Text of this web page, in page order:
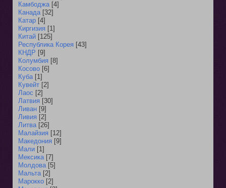
Камбоджа [4]
Канада [32]
Катар [4]
Киргизия [1]
Китай [125]
Республика Корея [43]
КНДР [9]
Колумбия [8]
Косово [6]
Куба [1]
Кувейт [2]
Лаос [2]
Латвия [30]
Ливан [9]
Ливия [2]
Литва [26]
Малайзия [12]
Македония [9]
Мали [1]
Мексика [7]
Молдова [5]
Мальта [2]
Марокко [2]